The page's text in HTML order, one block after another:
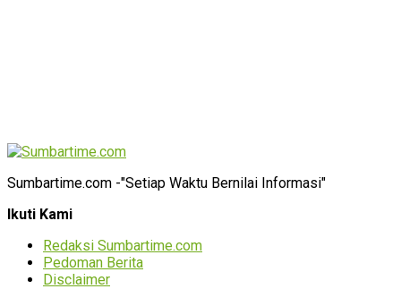
Sumbartime.com -"Setiap Waktu Bernilai Informasi"
Ikuti Kami
Redaksi Sumbartime.com
Pedoman Berita
Disclaimer